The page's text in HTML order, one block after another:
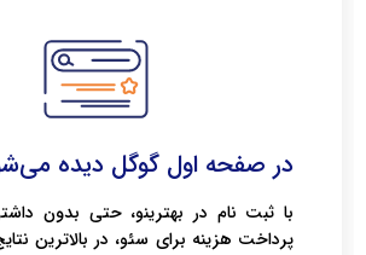
در صفحه اول گوگل دیده
با ثبت نام در بهترینو، حتی بدون
پرداخت هزینه برای سئو، در بالاترین